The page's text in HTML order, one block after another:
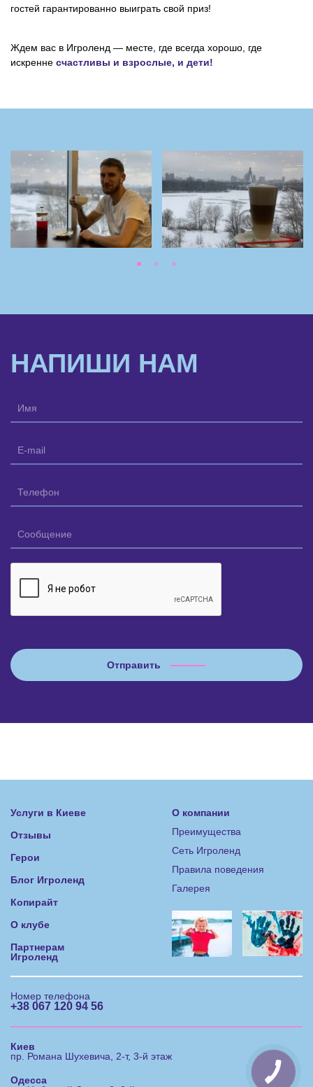
гостей гарантированно выиграть свой приз!
Ждем вас в Игроленд — месте, где всегда хорошо, где
искренне счастливы и взрослые, и дети!
НАПИШИ НАМ
Услуги в Киеве
Отзывы
Герои
Блог Игроленд
Копирайт
О клубе
Партнерам
Игроленд
О компании
Преимущества
Сеть Игроленд
Правила поведения
Галерея
Номер телефона
+38 067 120 94 56
Киев
пр. Романа Шухевича, 2-т, 3-й этаж
Одесса